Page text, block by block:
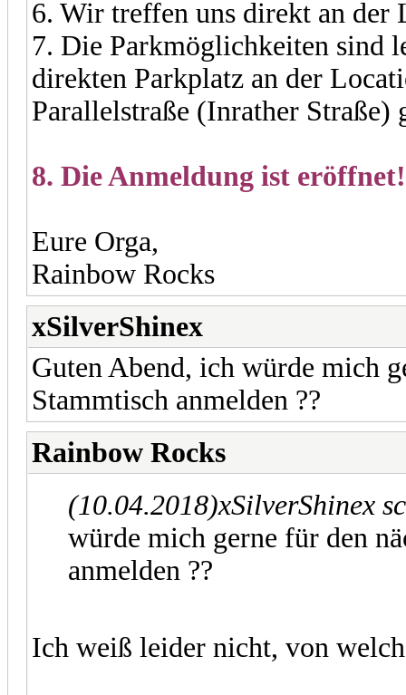
6. Wir treffen uns direkt an der
7. Die Parkmöglichkeiten sind
direkten Parkplatz an der
Parallelstraße (Inrather Straße)
8. Die Anmeldung ist
Eure Orga,
Rainbow Rocks
xSilverShinex
Guten Abend, ich würde mich
Stammtisch anmelden ??
Rainbow Rocks
(10.04.2018)xSilverShinex
würde mich gerne für den
anmelden ??
Ich weiß leider nicht, von